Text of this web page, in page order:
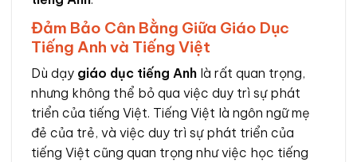
Đảm Bảo Cân Bằng Giữa Giáo Dục
Tiếng Anh và Tiếng Việt
Dù dạy giáo dục tiếng Anh là rất quan trọng,
nhưng không thể bỏ qua việc duy trì sự phát
triển của tiếng Việt. Tiếng Việt là ngôn ngữ mẹ
đẻ của trẻ, và việc duy trì sự phát triển của
tiếng Việt cũng quan trọng như việc học tiếng